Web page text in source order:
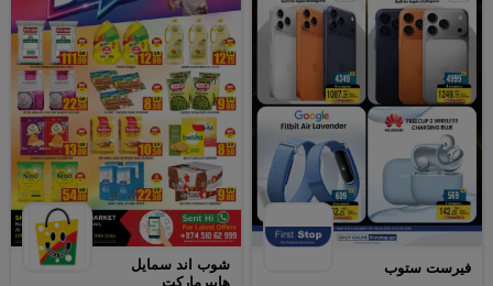
فيرست ستوب
شوب اند سمايل
هايبرماركت